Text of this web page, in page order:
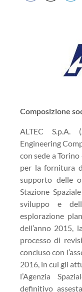
Composizione
ALTEC S.p.A.
Engineering
con sede a
per la fornitura
supporto delle
Stazione
sviluppo e
esplorazione
dell’anno 2015,
processo di
concluso con
2016, in cui gli
l’Agenzia
definitivo